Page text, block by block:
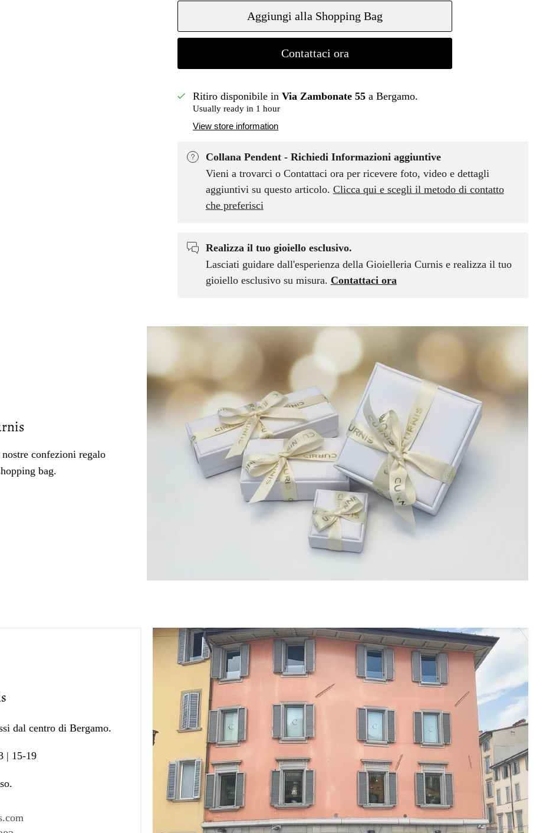
Aggiungi alla Shopping Bag
Contattaci ora
Ritiro disponibile inVia Zambonate 55 a Bergamo.
Usually ready in 1 hour
View store information
Collana Pendent - Richiedi Informazioni aggiuntive
Vieni a trovarci o Contattaci ora per ricevere foto, video e dettagli
aggiuntivi su questo articolo. Clicca qui e scegli il metodo di contatto
che preferisci
Realizza il tuo gioiello esclusivo.
Lasciati guidare dall'esperienza della Gioielleria Curnis e realizza il tuo
gioiello esclusivo su misura. Contattaci ora
confezioni regalo
bag.
dal centro di Bergamo.
| 15-19